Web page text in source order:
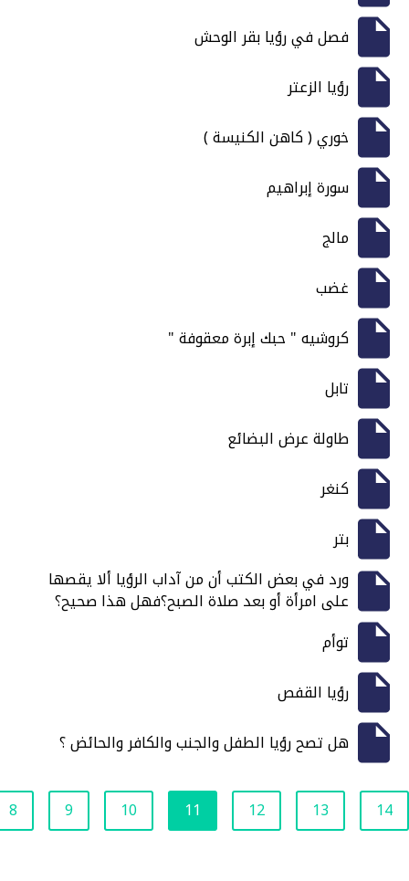
فصل في رؤيا بقر الوحش
رؤيا الزعتر
خوري ( كاهن الكنيسة )
سورة إبراهيم
مالج
غضب
كروشيه " حبك إبرة معقوفة "
تابل
طاولة عرض البضائع
كنغر
بتر
ورد في بعض الكتب أن من آداب الرؤيا ألا يقصها
على امرأة أو بعد صلاة الصبح؟فهل هذا صحيح؟
توأم
رؤيا القفص
هل تصح رؤيا الطفل والجنب والكافر والحائض ؟
8 9 10 11 12 13 14